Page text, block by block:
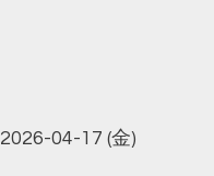
2026-04-17 (金)